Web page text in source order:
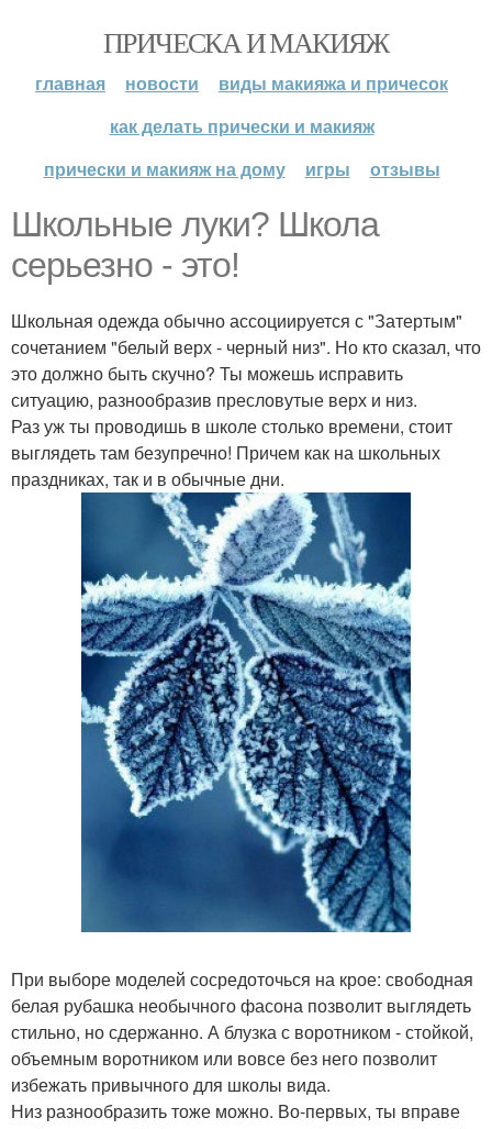
ПРИЧЕСКА И МАКИЯЖ
главная новости
виды макияжа и причесок
как делать прически и макияж
прически и макияж на дому
игры отзывы
Школьные луки? Школа
серьезно - это!
Школьная одежда обычно ассоциируется с "Затертым"
сочетанием "белый верх - черный низ". Но кто сказал, что
это должно быть скучно? Ты можешь исправить
ситуацию, разнообразив пресловутые верх и низ.
Раз уж ты проводишь в школе столько времени, стоит
выглядеть там безупречно! Причем как на школьных
праздниках, так и в обычные дни.
При выборе моделей сосредоточься на крое: свободная
белая рубашка необычного фасона позволит выглядеть
стильно, но сдержанно. А блузка с воротником - стойкой,
объемным воротником или вовсе без него позволит
избежать привычного для школы вида.
Низ разнообразить тоже можно. Во-первых, ты вправе